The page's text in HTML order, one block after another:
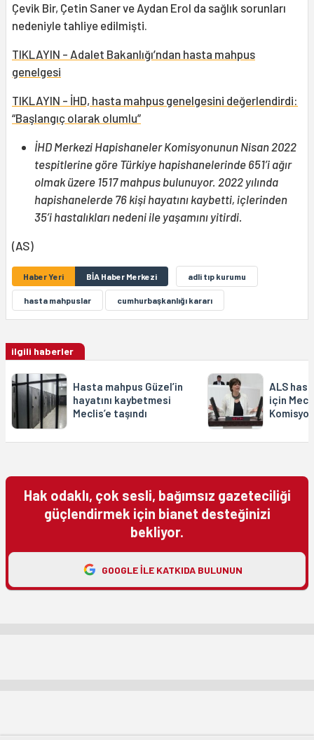
Çevik Bir, Çetin Saner ve Aydan Erol da sağlık sorunları
nedeniyle tahliye edilmişti.
TIKLAYIN - Adalet Bakanlığı’ndan hasta mahpus
genelgesi
TIKLAYIN - İHD, hasta mahpus genelgesini değerlendirdi:
“Başlangıç olarak olumlu”
İHD Merkezi Hapishaneler Komisyonunun Nisan 2022
tespitlerine göre Türkiye hapishanelerinde 651’i ağır
olmak üzere 1517 mahpus bulunuyor. 2022 yılında
hapishanelerde 76 kişi hayatını kaybetti, içlerinden
35’i hastalıkları nedeni ile yaşamını yitirdi.
(AS)
Haber Yeri BİA Haber Merkezi adli tıp kurumu
hasta mahpuslar cumhurbaşkanlığı kararı
ilgili haberler
Hasta mahpus Güzel’in
hayatını kaybetmesi
Meclis’e taşındı
ALS
için
Hak odaklı, çok sesli, bağımsız gazeteciliği
güçlendirmek için bianet desteğinizi
bekliyor.
GOOGLE ILE KATKIDA BULUNUN